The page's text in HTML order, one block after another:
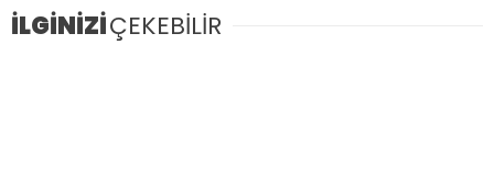
İLGİNİZİÇEKEBİLİR